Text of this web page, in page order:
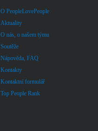
O PeopleLovePeople
Aktuality
O nás, o našem týmu
Soutěže
Nápověda, FAQ
Kontakty
Kontaktní formulář
Top People Rank